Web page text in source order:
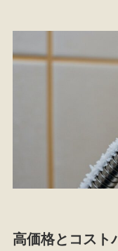
高価格とコスト